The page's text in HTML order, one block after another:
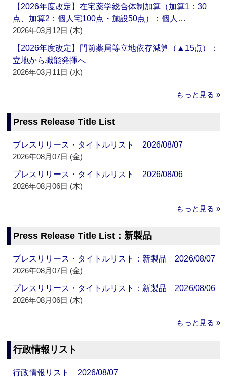
【2026年度改定】在宅薬学総合体制加算（加算1：30
点、加算2：個人宅100点・施設50点）：個人…
2026年03月12日 (木)
【2026年度改定】門前薬局等立地依存減算（▲15点）：
立地から職能発揮へ
2026年03月11日 (水)
もっと見る »
Press Release Title List
プレスリリース・タイトルリスト 2026/08/07
2026年08月07日 (金)
プレスリリース・タイトルリスト 2026/08/06
2026年08月06日 (木)
もっと見る »
Press Release Title List：新製品
プレスリリース・タイトルリスト：新製品 2026/08/07
2026年08月07日 (金)
プレスリリース・タイトルリスト：新製品 2026/08/06
2026年08月06日 (木)
もっと見る »
行政情報リスト
行政情報リスト 2026/08/07